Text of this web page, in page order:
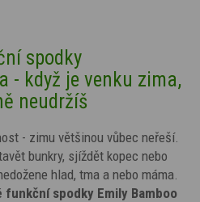
spodky
- když je venku zima,
neudržíš
- zimu většinou vůbec neřeší.
bunkry, sjíždět kopec nebo
hlad, tma a nebo máma.
funkční spodky Emily Bamboo